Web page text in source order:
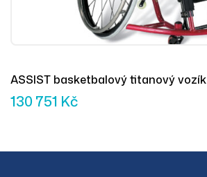
ASSIST basketbalový titanový vozík
130 751 Kč